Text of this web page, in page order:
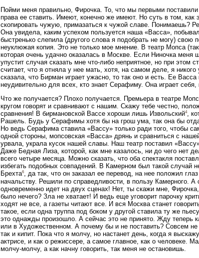
Пойми меня правильно, Фирочка. То, что мы первыми
права ее ставить. Имеют, конечно же имеют. Но суть в том,
скопировать чужую, примазаться к чужой славе. Понимаешь?
Она увидела, каким успехом пользуется наша «Васса»,
быстренько слепила (другого слова я подобрать не могу)
неуклюжая копия. Это не только мое мнение. В театр Мопса
которая очень удачно оказалась в Москве. Если Ниночка меня
упустит случая сказать мне что-либо неприятное, но при этом
считает, что я отняла у нее мать, хотя, на самом деле, я
сказала, что Бирман играет ужасно, то так оно и есть. Ее
неудивительно для всех, кто знает Серафиму. Она играет
Что же получается? Плохо получается. Премьера в театре
кругом говорят и сравнивают с нашим. Скажу тебе честно,
сравнения! В бирмановской Вассе хороши лишь Извольский4,
Рашель. Будь у Серафимы хотя бы на грош ума, так она бы
Но ведь Серафима ставила «Вассу» только ради того, чтобы
одной стороны, мопсовская «Васса» дрянь и сравниться с
урвала, украла кусок нашей славы. Наш театр поставил
Даже Бедная Лиза, которой, как мне казалось, ни до чего нет
всего четыре месяца. Можно сказать, что оба спектакля
избегать подобных совпадений. В Камерном был такой случай
Брехта6, да так, что он заказал ее перевод, на нее положил
начальству. Решили по справедливости, в пользу Камерного. А
одновременно идет на двух сценах! Нет, ты скажи мне,
было нечего? Зла не хватает! И ведь еще уговорит парочку
ходят не все, а газеты читают все. И вся Москва станет
такое, если одна труппа под боком у другой ставила ту же
это однажды произошло. А сейчас это не принято. Жду теперь
или в Художественном. А почему бы и не поставить? Совсем
так и кипит. Пока что я молчу, но настанет день, когда я
актрисе, и как о режиссере, а самое главное, как о человеке.
молчу-молчу, а как начну говорить, так меня не остановишь.